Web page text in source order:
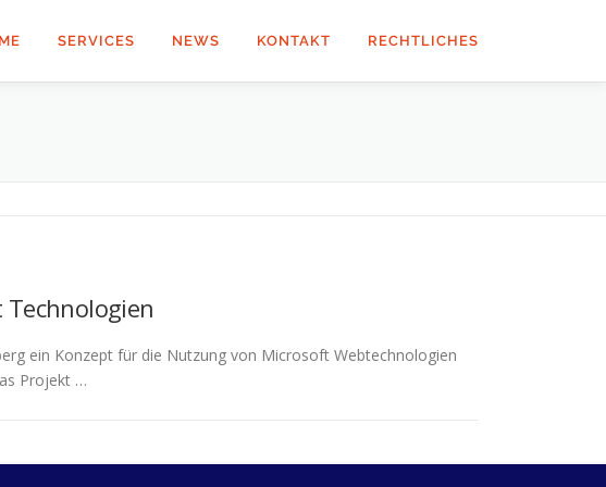
SERVICES NEWS KONTAKT RECHTLICHES
ein Konzept für die Nutzung von Microsoft Webtechnologien
Projekt …